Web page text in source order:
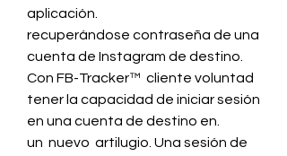
aplicación.
recuperándose contraseña de una
cuenta de Instagram de destino.
Con FB-Tracker™  cliente voluntad
tener la capacidad de iniciar sesión
en una cuenta de destino en.
un  nuevo  artilugio. Una sesión de